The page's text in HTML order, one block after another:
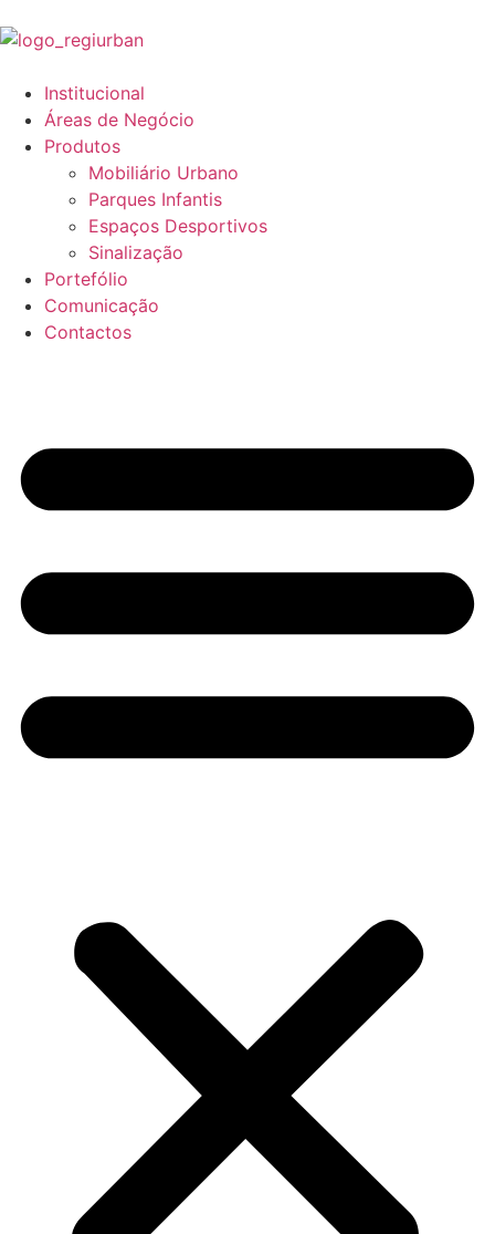
Institucional
Áreas de Negócio
Produtos
Mobiliário Urbano
Parques Infantis
Espaços Desportivos
Sinalização
Portefólio
Comunicação
Contactos